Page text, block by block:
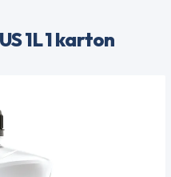
1L 1 karton